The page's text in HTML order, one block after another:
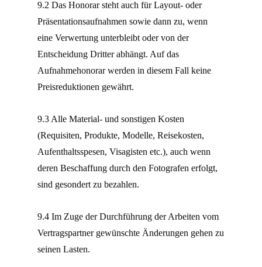
9.2 Das Honorar steht auch für Layout- oder
Präsentationsaufnahmen sowie dann zu, wenn
eine Verwertung unterbleibt oder von der
Entscheidung Dritter abhängt. Auf das
Aufnahmehonorar werden in diesem Fall keine
Preisreduktionen gewährt.
9.3 Alle Material- und sonstigen Kosten
(Requisiten, Produkte, Modelle, Reisekosten,
Aufenthaltsspesen, Visagisten etc.), auch wenn
deren Beschaffung durch den Fotografen erfolgt,
sind gesondert zu bezahlen.
9.4 Im Zuge der Durchführung der Arbeiten vom
Vertragspartner gewünschte Änderungen gehen zu
seinen Lasten.